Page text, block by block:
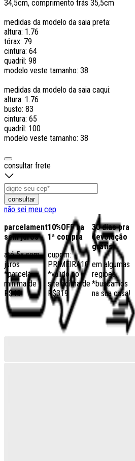
34,5cm, comprimento trás 35,5cm
medidas da modelo da saia preta:
altura: 1.76
tórax: 79
cintura: 64
quadril: 98
modelo veste tamanho: 38
medidas da modelo da saia caqui:
altura: 1.76
busto: 83
cintura: 65
quadril: 100
modelo veste tamanho: 38
consultar frete
consultar
não sei meu cep
parcelamento
sem juros
até 5x sem
juros
*parcela
mínima de
R$40
10%OFF na
1ª compra
cupom:
PRIMEIRA10
*válido no
site acima de
R$319
30 dias pra
devolução
grátis
em algumas
regiões,
*buscamos
na sua casa!